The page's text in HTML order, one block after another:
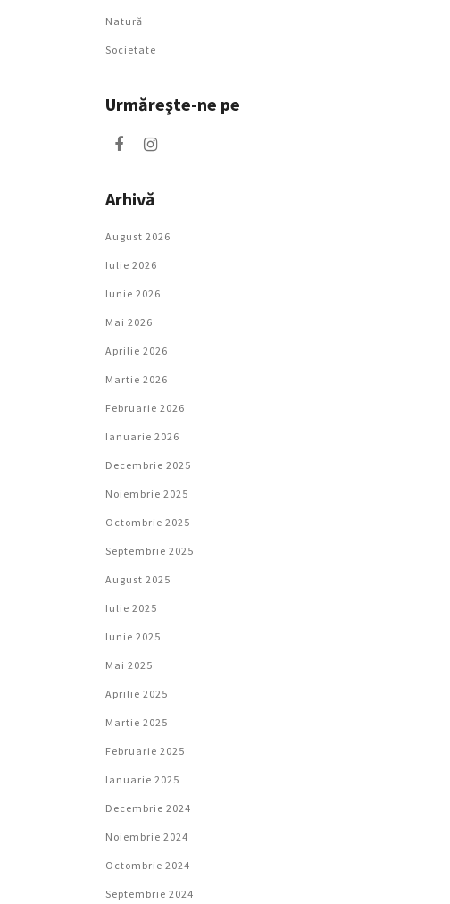
Natură
Societate
Urmăreşte-ne pe
Arhivă
August 2026
Iulie 2026
Iunie 2026
Mai 2026
Aprilie 2026
Martie 2026
Februarie 2026
Ianuarie 2026
Decembrie 2025
Noiembrie 2025
Octombrie 2025
Septembrie 2025
August 2025
Iulie 2025
Iunie 2025
Mai 2025
Aprilie 2025
Martie 2025
Februarie 2025
Ianuarie 2025
Decembrie 2024
Noiembrie 2024
Octombrie 2024
Septembrie 2024